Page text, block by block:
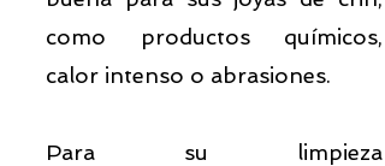
como productos químicos,
calor intenso o abrasiones.
Para su limpieza